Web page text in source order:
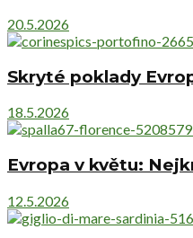
20.5.2026
Skryté poklady
18.5.2026
Evropa v květu:
12.5.2026